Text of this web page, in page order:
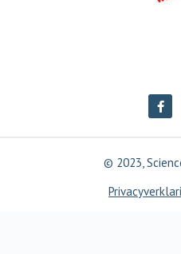
© 2023,